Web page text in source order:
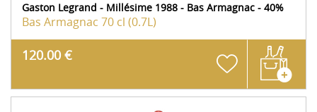
Gaston Legrand - Millésime 1988 - Bas Armagnac - 40%
Bas Armagnac 70 cl (0.7L)
120.00 €